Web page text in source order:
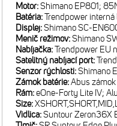
Motor:Shimano EP801;
Batéria:Trendpower
Displej:Shimano SC-
Menič režimov:Shimano
Nabíjačka:Trendpower EU
Satelitný nabíjací port:
Senzor rýchlosti:Shimano
Zámok batérie:Abus
Rám:eOne-Forty Lite IV;
Size:
Vidlica:Suntour Zeron36X